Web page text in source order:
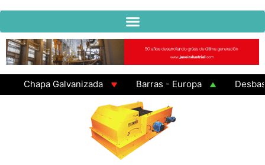
Chapa Galvanizada Barras - Europa
Desbaste
GAMA 3 - Cuadrados 200x200x8